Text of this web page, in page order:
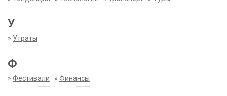
У
» Утраты
Ф
» Фестивали » Финансы